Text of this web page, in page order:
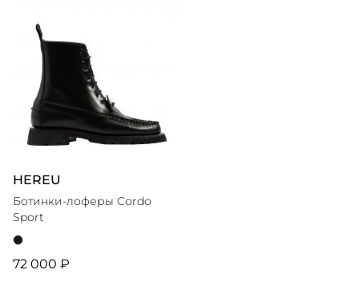
HEREU
Ботинки-лоферы Cordo
Sport
72 000 ₽